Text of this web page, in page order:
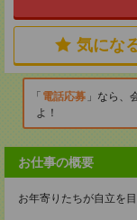
気にな
電話応募
なら、
よ！
お仕事の概要
お年寄りたちが自立を